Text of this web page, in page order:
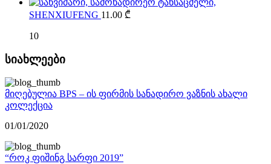
SHENXIUFENG 11.00 ₾
10
სიახლეები
მიღებულია BPS – ის ფირმის სანადირო ვაზნის ახალი
კოლექცია
01/01/2020
“როკ ფიშინგ სარფი 2019”